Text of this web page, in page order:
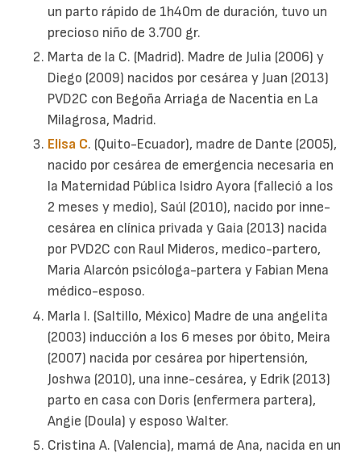
un parto rápido de 1h40m de duración, tuvo un
precioso niño de 3.700 gr.
Marta de la C. (Madrid). Madre de Julia (2006) y
Diego (2009) nacidos por cesárea y Juan (2013)
PVD2C con Begoña Arriaga de Nacentia en La
Milagrosa, Madrid.
Elisa C. (Quito-Ecuador), madre de Dante (2005),
nacido por cesárea de emergencia necesaria en
la Maternidad Pública Isidro Ayora (falleció a los
2 meses y medio), Saúl (2010), nacido por inne-
cesárea en clínica privada y Gaia (2013) nacida
por PVD2C con Raul Mideros, medico-partero,
Maria Alarcón psicóloga-partera y Fabian Mena
médico-esposo.
Marla I. (Saltillo, México) Madre de una angelita
(2003) inducción a los 6 meses por óbito, Meira
(2007) nacida por cesárea por hipertensión,
Joshwa (2010), una inne-cesárea, y Edrik (2013)
parto en casa con Doris (enfermera partera),
Angie (Doula) y esposo Walter.
Cristina A. (Valencia), mamá de Ana, nacida en un